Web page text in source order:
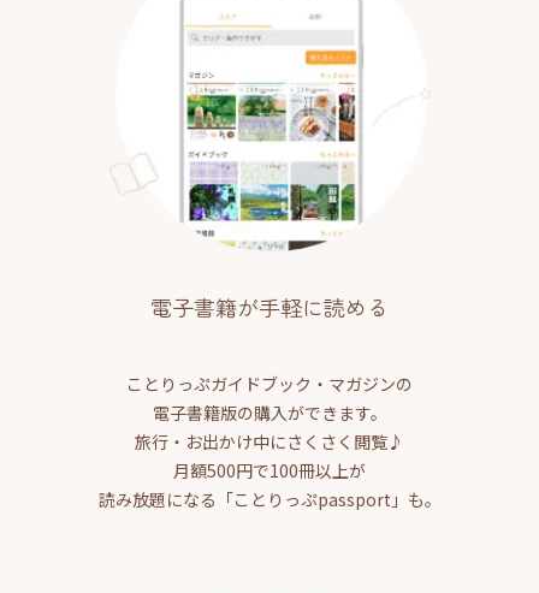
電子書籍が手軽に読める
ことりっぷガイドブック・マガジンの
電子書籍版の購入ができます。
旅行・お出かけ中にさくさく閲覧♪
月額500円で100冊以上が
読み放題になる「ことりっぷpassport」も。